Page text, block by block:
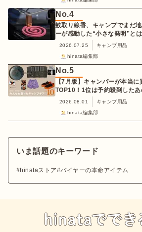
No.4
蚊取り線香、キャンプでまだ
ーが感動した“小さな発明”とは
2026.07.25
キャンプ用品
hinata編集部
No.5
【7月版】キャンパーが本当
TOP10！1位は予約殺到した
2026.08.01
キャンプ用品
hinata編集部
いま話題のキーワード
hinataストア バイヤーの本命アイテム